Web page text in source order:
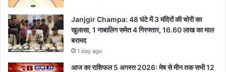
Janjgir Champa: 48 घंटे में 3 मंदिरों की चोरी का
खुलासा, 1 नाबालिग समेत 4 गिरफ्तार, 16.60 लाख का माल
बरामद
1 day ago
आज का राशिफल 5 अगस्त 2026: मेष से मीन तक सभी 12